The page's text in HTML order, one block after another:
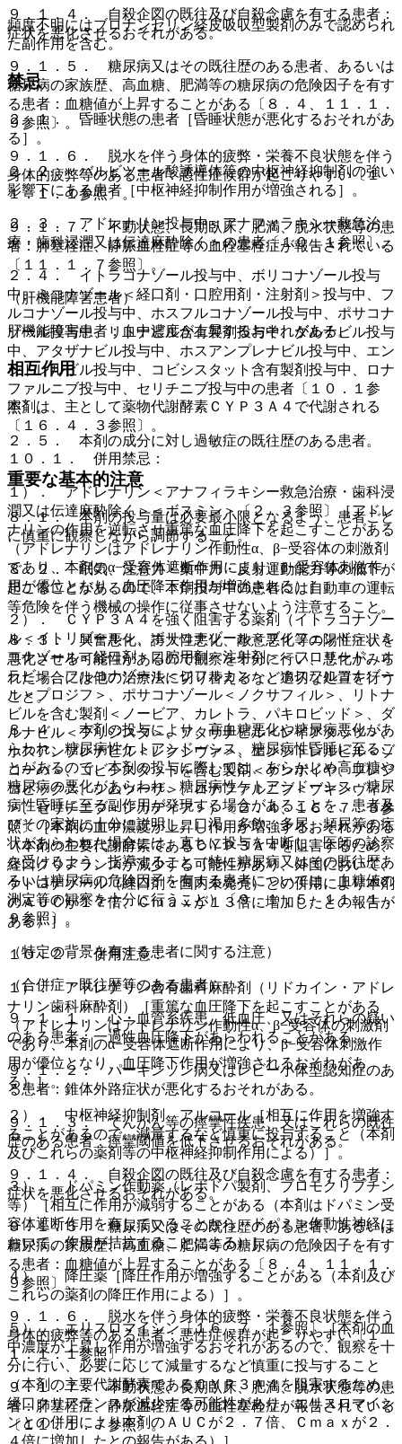
９．１．４． 自殺企図の既往及び自殺念慮を有する患者：
症状を悪化させるおそれがある。
９．１．５． 糖尿病又はその既往歴のある患者、あるいは
糖尿病の家族歴、高血糖、肥満等の糖尿病の危険因子を有す
る患者：血糖値が上昇することがある〔８．４、１１．１．
９参照〕。
９．１．６． 脱水を伴う身体的疲弊・栄養不良状態を伴う
身体的疲弊等のある患者：悪性症候群が起こりやすい〔１
１．１．１参照〕。
９．１．７． 不動状態、長期臥床、肥満、脱水状態等の患
者：肺塞栓症、静脈血栓症等の血栓塞栓症が報告されている
〔１１．１．７参照〕。
（肝機能障害患者）
肝機能障害患者：血中濃度が上昇するおそれがある。
相互作用
本剤は、主として薬物代謝酵素ＣＹＰ３Ａ４で代謝される
〔１６．４．３参照〕。
１０．１． 併用禁忌：
１）． アドレナリン＜アナフィラキシー救急治療・歯科浸
潤又は伝達麻酔除く＞＜ボスミン＞〔２．３参照〕［アドレ
ナリンの作用を逆転させ重篤な血圧降下を起こすことがある
（アドレナリンはアドレナリン作動性α、β−受容体の刺激剤
であり、本剤のα−受容体遮断作用により、β−受容体刺激作
用が優位となり、血圧降下作用が増強される）］。
２）． ＣＹＰ３Ａ４を強く阻害する薬剤（イトラコナゾー
ル＜イトリゾール＞、ボリコナゾール＜ブイフェンド＞、ミ
コナゾール＜経口剤・口腔用剤・注射剤＞＜フロリード、オ
ラビ＞、フルコナゾール＜ジフルカン＞、ホスフルコナゾー
ル＜プロジフ＞、ポサコナゾール＜ノクサフィル＞、リトナ
ビルを含む製剤＜ノービア、カレトラ、パキロビッド＞、ダ
ルナビル＜プリジスタ＞、アタザナビル＜レイアタッツ＞、
ホスアンプレナビル＜レクシヴァ＞、エンシトレルビル＜ゾ
コーバ＞、コビシスタットを含む製剤＜ゲンボイヤ、プレジ
コビックス、シムツーザ＞、ロナファルニブ＜ゾキンヴィ
＞、セリチニブ＜ジカディア＞）〔２．４、１６．７．３参
照〕［本剤の血中濃度が上昇し作用が増強するおそれがある
（本剤の主要代謝酵素であるＣＹＰ３Ａ４を阻害するため、
経口クリアランスが減少する可能性があり、外国において、
ケトコナゾール（経口剤：国内未発売）との併用により本剤
のＡＵＣが１７倍、Ｃｍａｘが１３倍に増加したとの報告が
ある）］。
１０．２． 併用注意：
１）． アドレナリン含有歯科麻酔剤（リドカイン・アドレ
ナリン歯科麻酔剤）［重篤な血圧降下を起こすことがある
（アドレナリンはアドレナリン作動性α、β−受容体の刺激剤
であり、本剤のα−受容体遮断作用により、β−受容体刺激作
用が優位となり、血圧降下作用が増強されるおそれがあ
る）］。
２）． 中枢神経抑制剤、アルコール［相互に作用を増強す
ることがあるので、減量するなど慎重に投与すること（本剤
及びこれらの薬剤等の中枢神経抑制作用による）］。
３）． ドパミン作動薬（レボドパ製剤、ブロモクリプチン
等）［相互に作用が減弱することがある（本剤はドパミン受
容体遮断作用を有していることから、ドパミン作動性神経に
おいて、作用が拮抗することによる）］。
４）． 降圧薬［降圧作用が増強することがある（本剤及び
これらの薬剤の降圧作用による）］。
５）． エリスロマイシン〔１６．７．１参照〕［本剤の血
中濃度が上昇し作用が増強するおそれがあるので、観察を十
分に行い、必要に応じて減量するなど慎重に投与すること
（本剤の主要代謝酵素であるＣＹＰ３Ａ４を阻害するため、
経口クリアランスが減少する可能性があり、エリスロマイシ
ンとの併用により本剤のＡＵＣが２．７倍、Ｃｍａｘが２．
頻度不明にはブロナンセリン経皮吸収型製剤のみで認められ
た副作用を含む。
禁忌
２．１． 昏睡状態の患者［昏睡状態が悪化するおそれがあ
る］。
２．２． バルビツール酸誘導体等の中枢神経抑制剤の強い
影響下にある患者［中枢神経抑制作用が増強される］。
２．３． アドレナリン投与中＜アナフィラキシー救急治
療・歯科浸潤又は伝達麻酔除く＞の患者〔１０．１参照〕。
２．４． イトラコナゾール投与中、ボリコナゾール投与
中、ミコナゾール＜経口剤・口腔用剤・注射剤＞投与中、フ
ルコナゾール投与中、ホスフルコナゾール投与中、ポサコナ
ゾール投与中、リトナビル含有製剤投与中、ダルナビル投与
中、アタザナビル投与中、ホスアンプレナビル投与中、エン
シトレルビル投与中、コビシスタット含有製剤投与中、ロナ
ファルニブ投与中、セリチニブ投与中の患者〔１０．１参
照〕。
２．５． 本剤の成分に対し過敏症の既往歴のある患者。
重要な基本的注意
８．１． 本剤の投与量は必要最小限となるよう、患者ごと
に慎重に観察しながら調節すること。
８．２． 眠気、注意力・集中力・反射運動能力等の低下が
起こることがあるので、本剤投与中の患者には自動車の運転
等危険を伴う機械の操作に従事させないよう注意すること。
８．３． 興奮悪化、誇大性悪化、敵意悪化等の陽性症状を
悪化させる可能性があるので観察を十分に行い、悪化がみら
れた場合には他の治療法に切り替えるなど適切な処置を行う
こと。
８．４． 本剤の投与により、高血糖悪化や糖尿病悪化があ
らわれ、糖尿病性ケトアシドーシス、糖尿病性昏睡に至るこ
とがあるので、本剤の投与に際しては、あらかじめ高血糖や
糖尿病の悪化があらわれ、糖尿病性ケトアシドーシス、糖尿
病性昏睡に至る副作用が発現する場合があることを、患者及
びその家族に十分に説明し、口渇、多飲、多尿、頻尿等の症
状があらわれた場合には、直ちに投与を中断し、医師の診察
を受けるよう、指導すること（特に糖尿病又はその既往歴あ
るいは糖尿病の危険因子を有する患者については、血糖値の
測定等の観察を十分に行うこと）〔９．１．５、１１．１．
９参照〕。
（特定の背景を有する患者に関する注意）
（合併症・既往歴等のある患者）
９．１．１． 心・血管系疾患、低血圧、又はそれらの疑い
のある患者：一過性血圧降下があらわれることがある。
９．１．２． パーキンソン病又はレビー小体型認知症のあ
る患者：錐体外路症状が悪化するおそれがある。
９．１．３． てんかん等の痙攣性疾患、又はこれらの既往
歴のある患者：痙攣閾値を低下させるおそれがある。
９．１．４． 自殺企図の既往及び自殺念慮を有する患者：
症状を悪化させるおそれがある。
９．１．５． 糖尿病又はその既往歴のある患者、あるいは
糖尿病の家族歴、高血糖、肥満等の糖尿病の危険因子を有す
る患者：血糖値が上昇することがある〔８．４、１１．１．
９参照〕。
９．１．６． 脱水を伴う身体的疲弊・栄養不良状態を伴う
身体的疲弊等のある患者：悪性症候群が起こりやすい〔１
１．１．１参照〕。
９．１．７． 不動状態、長期臥床、肥満、脱水状態等の患
者：肺塞栓症、静脈血栓症等の血栓塞栓症が報告されている
〔１１．１．７参照〕。